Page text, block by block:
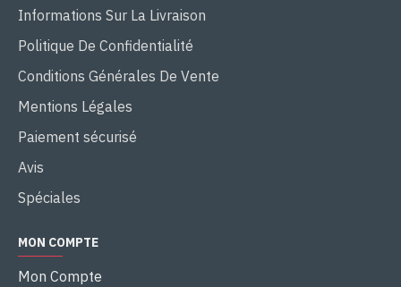
Informations Sur La Livraison
Politique De Confidentialité
Conditions Générales De Vente
Mentions Légales
Paiement sécurisé
Avis
Spéciales
MON COMPTE
Mon Compte